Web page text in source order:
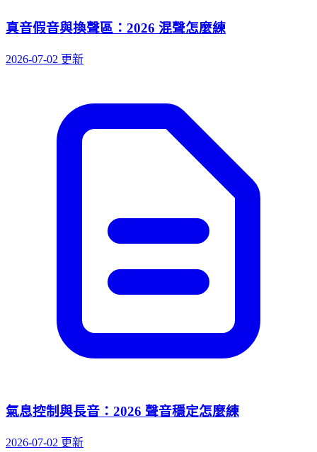
真音假音與換聲區：2026 混聲怎麼練
2026-07-02 更新
氣息控制與長音：2026 聲音穩定怎麼練
2026-07-02 更新